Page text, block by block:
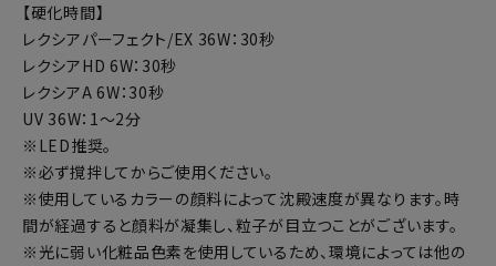
【硬化時間】
レクシアパーフェクト/EX 36W：30秒
レクシアHD 6W：30秒
レクシアA 6W：30秒
UV 36W：1～2分
※LED推奨。
※必ず撹拌してからご使用ください。
※使用しているカラーの顔料によって沈殿速度が異なります。時
間が経過すると顔料が凝集し、粒子が目立つことがございます。
※光に弱い化粧品色素を使用しているため、環境によっては他の